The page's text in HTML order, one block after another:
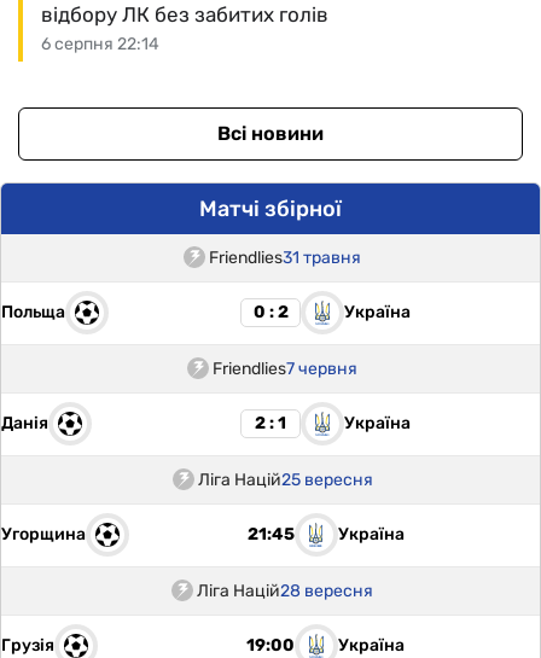
6 серпня 22:14
відбору ЛК без забитих голів
Всі новини
Матчі збірної
Friendlies31 травня
Польща 0 : 2 Україна
Friendlies7 червня
Данія 2 : 1 Україна
Ліга Націй25 вересня
Угорщина 21:45 Україна
Ліга Націй28 вересня
Грузія 19:00 Україна